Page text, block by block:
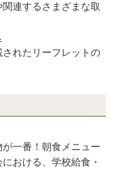
連するさまざまな取
れたリーフレットの
一番！朝食メニュー
おける、学校給食・